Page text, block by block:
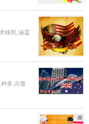
移民,涵盖
多,出签